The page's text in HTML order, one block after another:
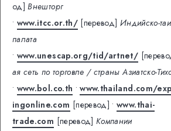
од] Внешторг
• www.itcc.or.th/ [перевод] Индийско-
палата
• www.unescap.org/tid/artnet/
ая сеть по торговле / страны Азиатско-
• www.bol.co.th •www.thailand.com/
ingonline.com [перевод] •www.thai-
trade.com [перевод] Компании